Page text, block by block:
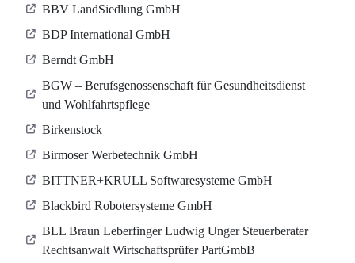
BBV LandSiedlung GmbH
BDP International GmbH
Berndt GmbH
BGW – Berufsgenossenschaft für Gesundheitsdienst
und Wohlfahrtspflege
Birkenstock
Birmoser Werbetechnik GmbH
BITTNER+KRULL Softwaresysteme GmbH
Blackbird Robotersysteme GmbH
BLL Braun Leberfinger Ludwig Unger Steuerberater
Rechtsanwalt Wirtschaftsprüfer PartGmbB